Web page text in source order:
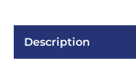
Description